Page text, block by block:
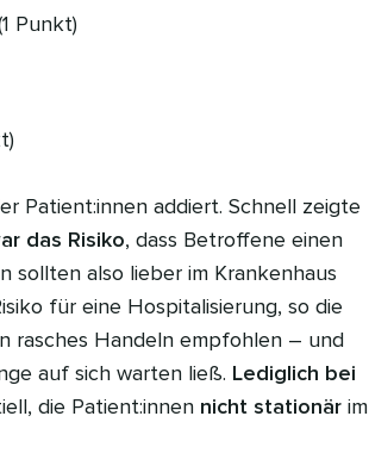
Punkt)
Patient:innen addiert. Schnell zeigte
das Risiko, dass Betroffene einen
also lieber im Krankenhaus
für eine Hospitalisierung, so die
rasches Handeln empfohlen – und
auf sich warten ließ. Lediglich bei
die Patient:innen nicht stationär im